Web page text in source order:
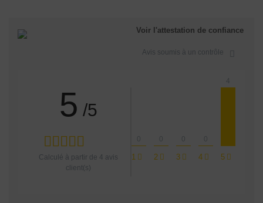
Voir l'attestation de confiance
Avis soumis à un contrôle
5 /5
Calculé à partir de 4 avis
client(s)
1 2 3 4 5